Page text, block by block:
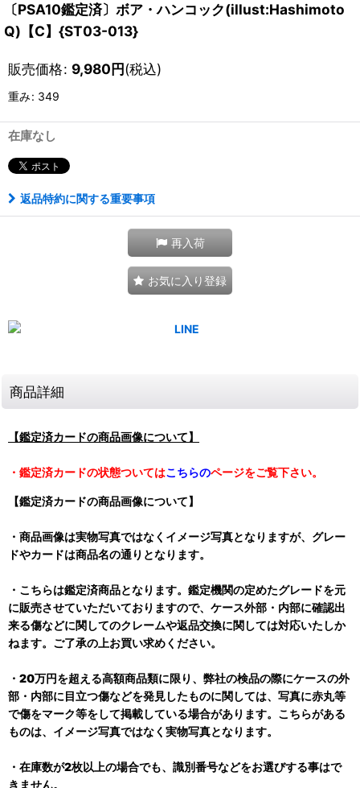
〔PSA10鑑定済〕ボア・ハンコック(illust:Hashimoto
Q)【C】{ST03-013}
販売価格: 9,980円(税込)
重み: 349
在庫なし
返品特約に関する重要事項
再入荷
お気に入り登録
商品詳細
【鑑定済カードの商品画像について】
・鑑定済カードの状態ついてはこちらのページをご覧下さい。
【鑑定済カードの商品画像について】
・商品画像は実物写真ではなくイメージ写真となりますが、グレー
ドやカードは商品名の通りとなります。
・こちらは鑑定済商品となります。鑑定機関の定めたグレードを元
に販売させていただいておりますので、ケース外部・内部に確認出
来る傷などに関してのクレームや返品交換に関しては対応いたしか
ねます。ご了承の上お買い求めください。
・20万円を超える高額商品類に限り、弊社の検品の際にケースの外
部・内部に目立つ傷などを発見したものに関しては、写真に赤丸等
で傷をマーク等をして掲載している場合があります。こちらがある
ものは、イメージ写真ではなく実物写真となります。
・在庫数が2枚以上の場合でも、識別番号などをお選びする事はで
きません。